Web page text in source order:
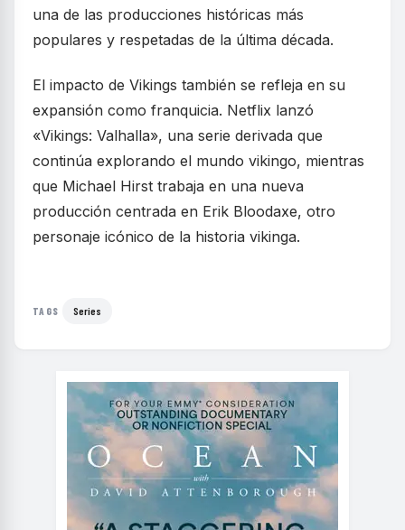
una de las producciones históricas más
populares y respetadas de la última década.
El impacto de Vikings también se refleja en su
expansión como franquicia. Netflix lanzó
«Vikings: Valhalla», una serie derivada que
continúa explorando el mundo vikingo, mientras
que Michael Hirst trabaja en una nueva
producción centrada en Erik Bloodaxe, otro
personaje icónico de la historia vikinga.
TAGS Series